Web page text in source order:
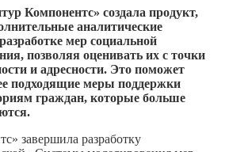
Компонентс» создала продукт,
аналитические
мер социальной
позволяя оценивать их с точки
и адресности. Это поможет
подходящие меры поддержки
граждан, которые больше
завершила разработку